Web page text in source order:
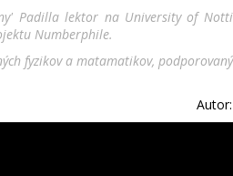
Padilla lektor na University of
Numberphile.
fyzikov a matamatikov,